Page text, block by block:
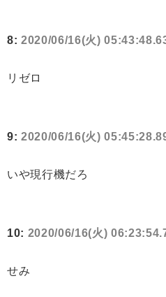
8: 2020/06/16(火)
リゼロ
9: 2020/06/16(火)
いや現行機だろ
10: 2020/06/16(火)
せみ